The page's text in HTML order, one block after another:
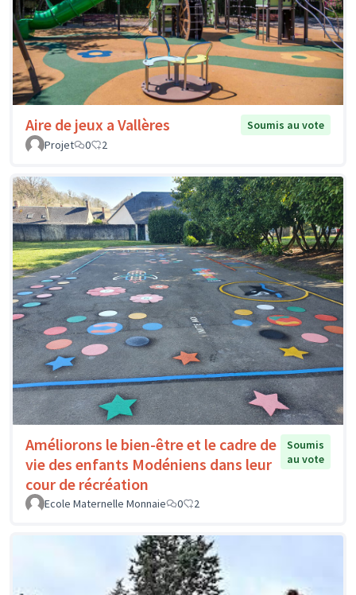
Aire de jeux a Vallères
Soumis au vote
Projet
0 2
Améliorons le bien-être et le cadre de
vie des enfants Modéniens dans leur
cour de récréation
Soumis
au vote
Ecole Maternelle Monnaie 0 2